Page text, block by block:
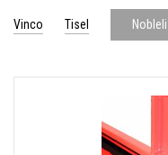
Vinco Tisel